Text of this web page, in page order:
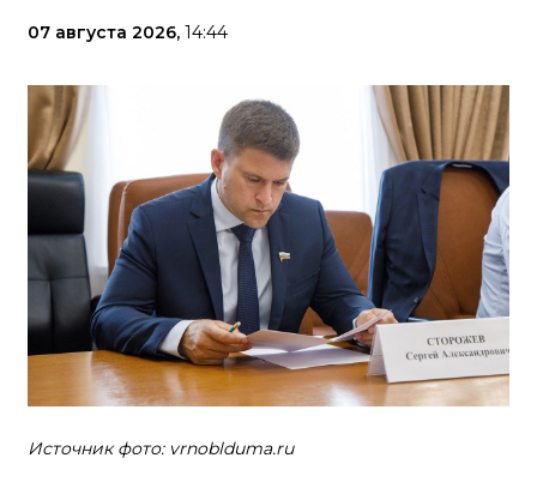
07 августа 2026, 14:44
Источник фото: vrnoblduma.ru